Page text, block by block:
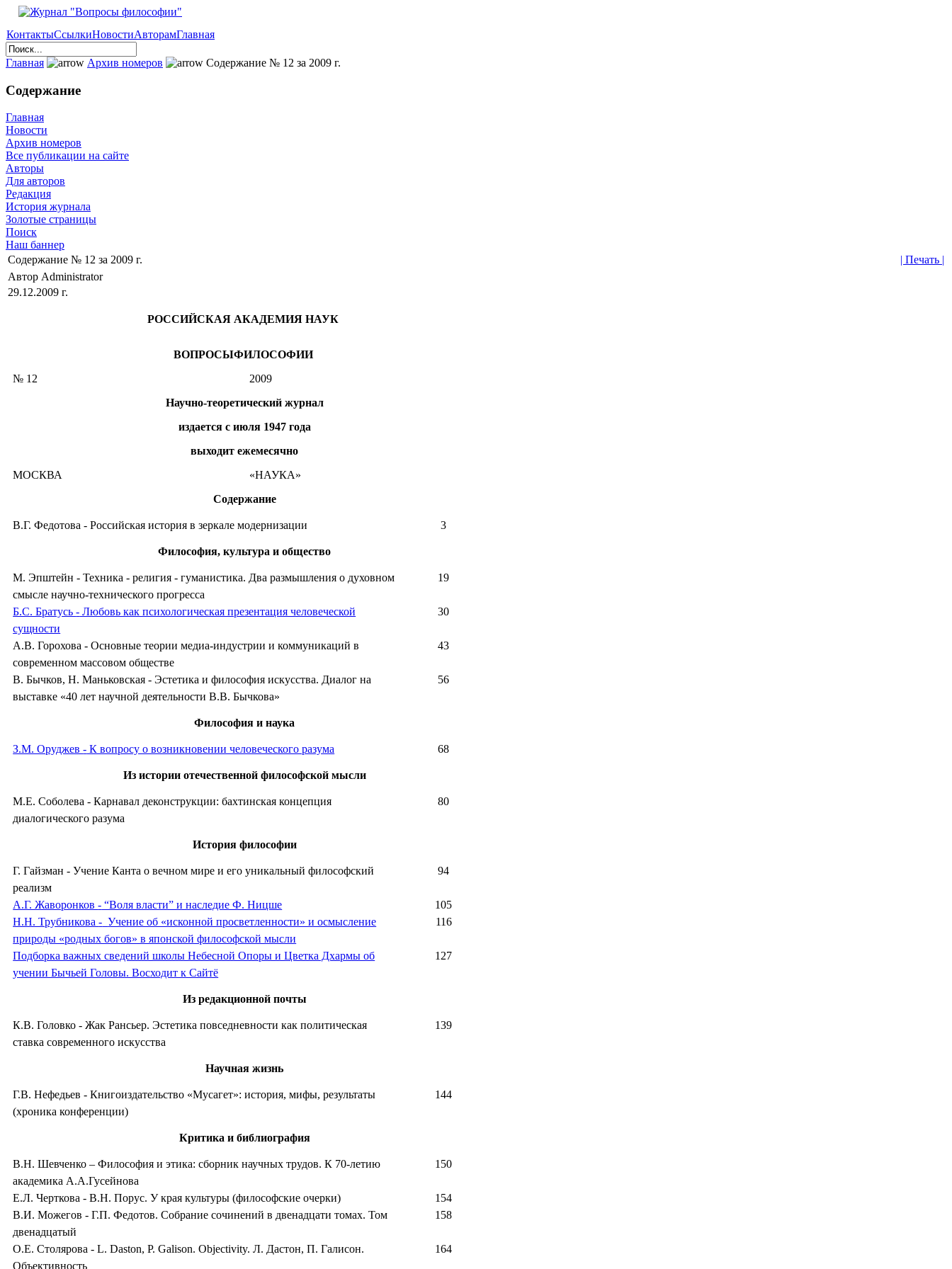
КонтактыСсылкиНовостиАвторамГлавная
Главная Архив номеров Содержание № 12 за 2009 г.
Содержание
Главная
Новости
Архив номеров
Все публикации на сайте
Авторы
Для авторов
Редакция
История журнала
Золотые страницы
Поиск
Наш баннер
Содержание № 12 за 2009 г.
| Печать |
Автор Administrator
29.12.2009 г.
РОССИЙСКАЯ АКАДЕМИЯ НАУК
ВОПРОСЫФИЛОСОФИИ
№ 12
2009
Научно-теоретический журнал
издается с июля 1947 года
выходит ежемесячно
МОСКВА
«НАУКА»
Содержание
В.Г. Федотова- Российская история в зеркале модернизации 3
Философия, культура и общество
М. Эпштейн- Техника- религия- гуманистика. Два размышления о духовном
смысле научно-технического прогресса
19
Б.С. Братусь- Любовь как психологическая презентация человеческой
сущности
30
А.В. Горохова- Основные теории медиа-индустрии и коммуникаций в
современном массовом обществе
43
В. Бычков, Н. Маньковская- Эстетика и философия искусства. Диалог на
выставке «40 лет научной деятельности В.В. Бычкова»
56
Философия и наука
З.М. Оруджев- К вопросу о возникновении человеческого разума 68
Из истории отечественной философской мысли
М.Е. Соболева- Карнавал деконструкции: бахтинская концепция
диалогического разума
80
История философии
Г. Гайзман- Учение Канта о вечном мире и его уникальный философский
реализм
94
А.Г. Жаворонков- “Воля власти” и наследие Ф. Ницше
105
Н.Н. Трубникова- Учение об «исконной просветленности» и осмысление
природы «родных богов» в японской философской мысли
116
Подборка важных сведений школы Небесной Опоры и Цветка Дхармы об
учении Бычьей Головы. Восходит к Сайтё
127
Из редакционной почты
К.В. Головко- Жак Рансьер. Эстетика повседневности как политическая
ставка современного искусства
139
Научная жизнь
Г.В. Нефедьев- Книгоиздательство «Мусагет»: история, мифы, результаты
(хроника конференции)
144
Критика и библиография
В.Н. Шевченко – Философия и этика: сборник научных трудов. К 70-летию
академика А.А.Гусейнова
150
Е.Л. Черткова- В.Н. Порус. У края культуры (философские очерки)
154
В.И. Можегов- Г.П. Федотов. Собрание сочинений в двенадцати томах. Том
двенадцатый
158
О.Е.Столярова - L. Daston, P. Galison. Objectivity.Л.Дастон,П.Галисон.
Объективность
164